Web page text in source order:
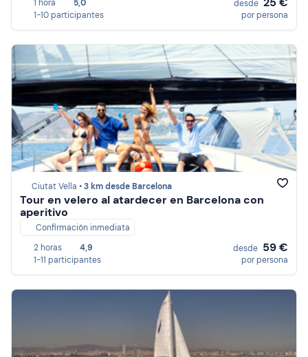
1 hora
5,0
1-10 participantes
desde
por persona
Ciutat Vella •3 km desde Barcelona
Tour en velero al atardecer en Barcelona con
aperitivo
Confirmación inmediata
2 horas
4,9
1-11 participantes
desde 59 €
por persona